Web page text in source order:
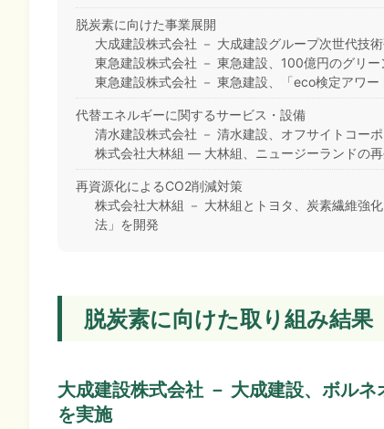
脱炭素に向けた事業展開
大成建設株式会社 － 大成建設グループ次世代技
東急建設株式会社 － 東急建設、100億円のグリ
東急建設株式会社 － 東急建設、「eco検定アワ
代替エネルギーに関するサービス・設備
清水建設株式会社 － 清水建設、オフサイトコー
株式会社大林組 ― 大林組、ニュージーランドの
再資源化によるCO2削減対策
株式会社大林組 － 大林組とトヨタ、炭素繊維強
法」を開発
脱炭素に向けた取り組み結果
大成建設株式会社 － 大成建設、ボル
を実施